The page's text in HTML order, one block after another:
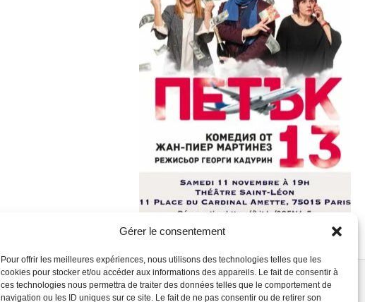
Gérer le consentement
Pour offrir les meilleures expériences, nous utilisons des technologies telles que les
cookies pour stocker et/ou accéder aux informations des appareils. Le fait de consentir à
ces technologies nous permettra de traiter des données telles que le comportement de
navigation ou les ID uniques sur ce site. Le fait de ne pas consentir ou de retirer son